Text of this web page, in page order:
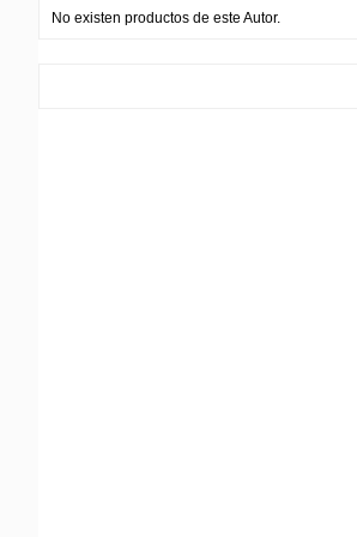
No existen productos de este Autor.